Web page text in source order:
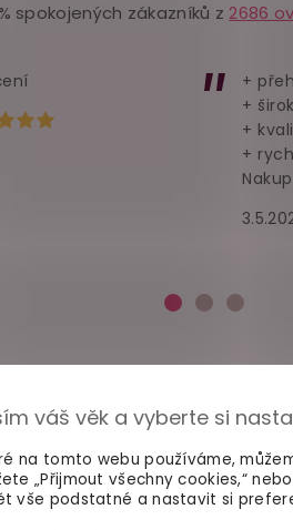
váš věk a vyberte si
na tomto webu používáme,
„Přijmout všechny cookies,“
vše podstatné a nastavit si
spokojených zákazníků z 2686
obchodu je 5 z 5 hvězdiček.
+
+
+
+
diskrétní balení